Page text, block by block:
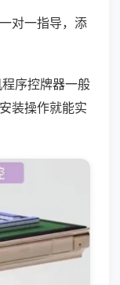
对一指导，添
序控牌器一般
装操作就能实